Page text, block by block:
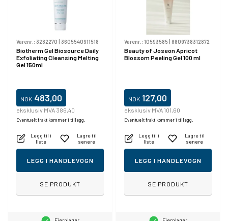
Varenr.: 3282270 3605540911518
Biotherm Gel Biosource Daily
Exfoliating Cleansing Melting
Gel 150ml
NOK 483,00
eksklusiv MVA 386,40
Eventuelt frakt kommer i tillegg.
Legg til i
liste
Lagre til
senere
LEGG I HANDLEVOGN
SE PRODUKT
Varenr.: 10593585 8809738312872
Beauty of Joseon Apricot
Blossom Peeling Gel 100 ml
NOK 127,00
eksklusiv MVA 101,60
Eventuelt frakt kommer i tillegg.
Legg til i
liste
Lagre til
senere
LEGG I HANDLEVOGN
SE PRODUKT